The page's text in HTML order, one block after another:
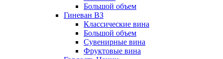
Большой объем
Гиневан ВЗ
Классические вина
Большой объем
Сувенирные вина
Фруктовые вина